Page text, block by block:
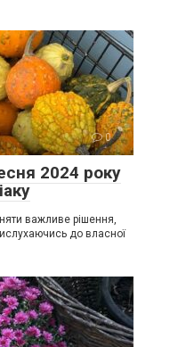
0
2024 року
важливе рішення,
до власної